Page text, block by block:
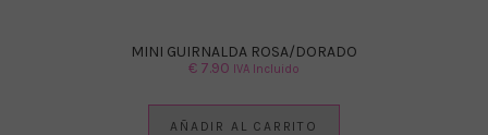
MINI GUIRNALDA ROSA/DORADO
€ 7.90 IVA Incluido
AÑADIR AL CARRITO